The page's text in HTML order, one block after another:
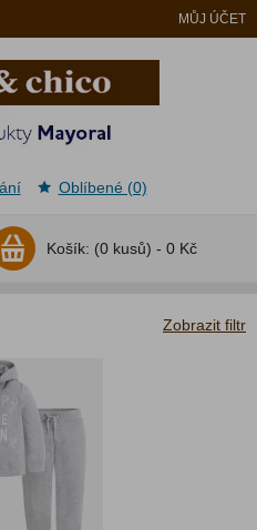
MŮJ ÚČET
Košík: (0 kusů) - 0 Kč
Oblíbené (0)
Zobrazit filtr